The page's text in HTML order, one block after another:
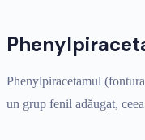
Phenylpiracetamul
un grup fenil adăugat,